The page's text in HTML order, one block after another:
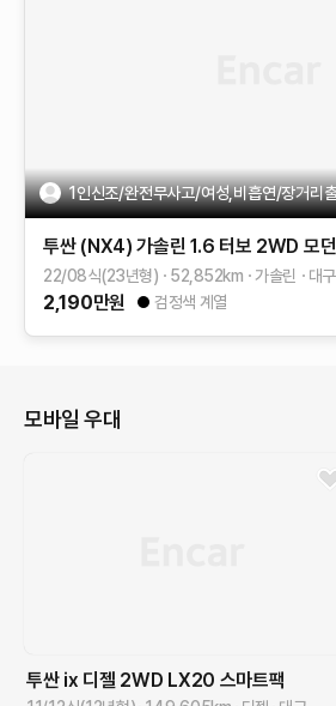
1인신조/완전무사고/여성,비흡연/장거리
투싼 (NX4) 가솔린 1.6 터보 2WD 모던
22/08식(23년형) 52,852km 가솔린 대구
2,190만원 검정색 계열
모바일 우대
투싼 ix 디젤 2WD LX20 스마트팩